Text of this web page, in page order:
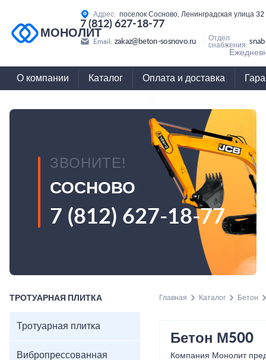
МОНОЛИТ
Адрес: поселок Сосново, Ленинградская улица 32
7 (812) 627-18-77
Email: zakaz@beton-sosnovo.ru
Отдел
снабжения:
О компании Каталог Оплата и доставка
ЗВОНИТЕ!
СОСНОВО
7 (812) 627-18-77
ТРОТУАРНАЯ ПЛИТКА
Тротуарная плитка
Вибропрессованная
Главная Каталог Бетон
Бетон М500
Компания Монолит